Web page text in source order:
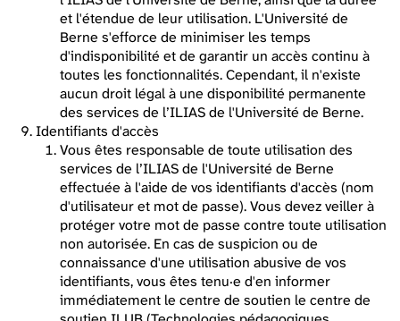
et l'étendue de leur utilisation. L'Université de
Berne s'efforce de minimiser les temps
d'indisponibilité et de garantir un accès continu à
toutes les fonctionnalités. Cependant, il n'existe
aucun droit légal à une disponibilité permanente
des services de l’ILIAS de l'Université de Berne.
Identifiants d'accès
Vous êtes responsable de toute utilisation des
services de l’ILIAS de l'Université de Berne
effectuée à l'aide de vos identifiants d'accès (nom
d'utilisateur et mot de passe). Vous devez veiller à
protéger votre mot de passe contre toute utilisation
non autorisée. En cas de suspicion ou de
connaissance d'une utilisation abusive de vos
identifiants, vous êtes tenu·e d'en informer
immédiatement le centre de soutien le centre de